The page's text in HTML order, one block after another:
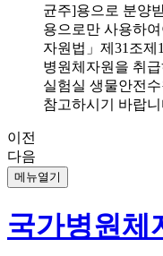
균주]용으로 분양
용으로만 사용하
자원법」제31조
병원체자원을 취
실험실 생물안전
참고하시기 바랍니
이전
다음
메뉴열기
국가병원체